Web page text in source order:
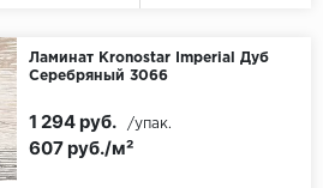
KDF
Krono Xonic
Ламинат Kronostar Imperial Дуб
Серебряный 3066
607 руб./м²
1 294 руб. /упак.